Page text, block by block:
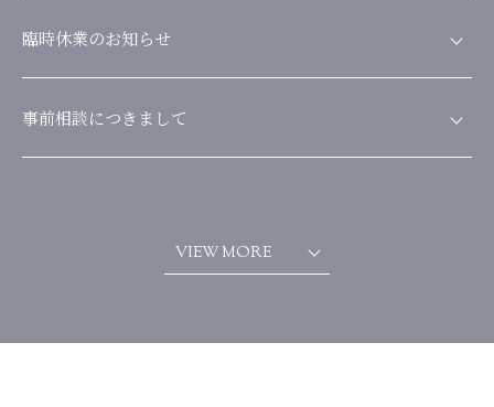
臨時休業のお知らせ
しれませんので臨時休業とさせていただきます。何卒、宜しくお願い申し上
げます。
事前相談につきまして
さい。過度な営業をしない優しいスタッフで心よりお待ちしております。
VIEW MORE